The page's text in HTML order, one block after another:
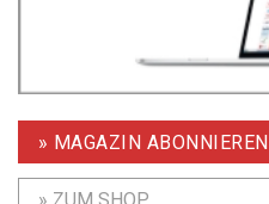
» MAGAZIN ABONNIEREN